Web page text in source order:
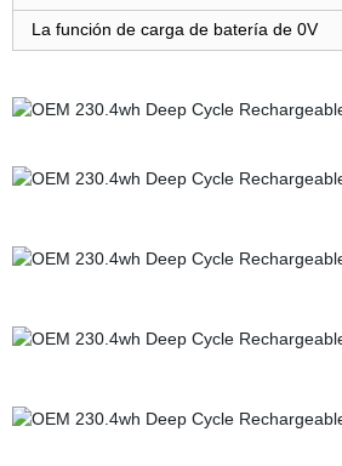
La función de carga de batería de 0V